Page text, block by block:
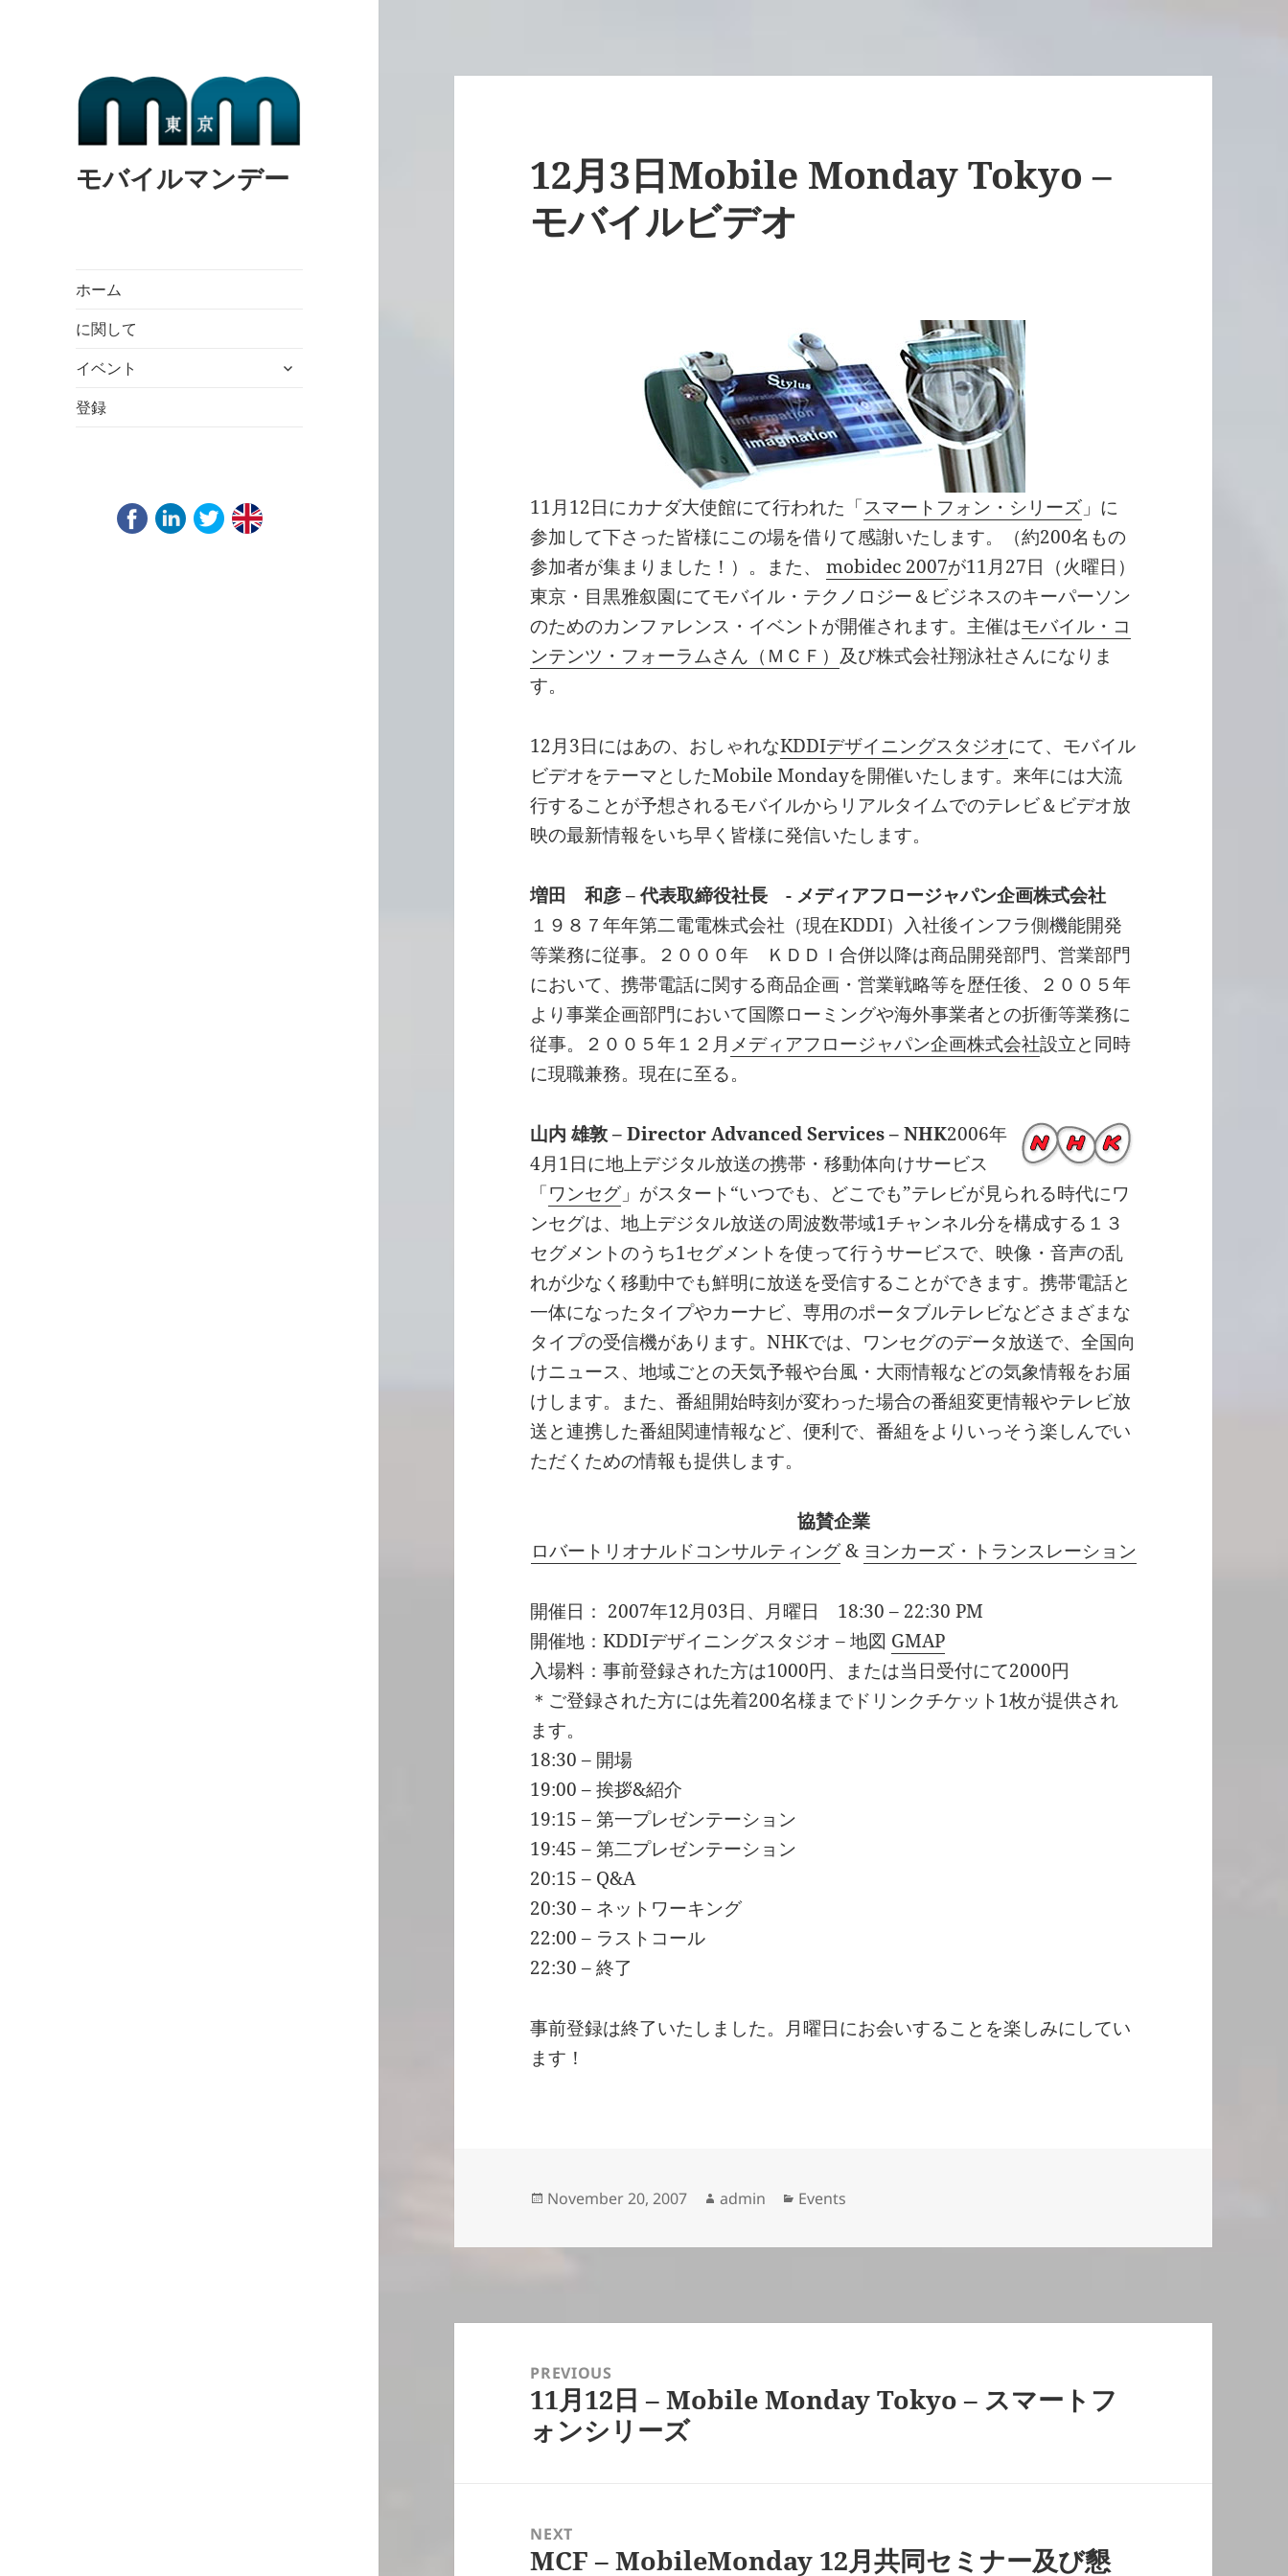
モバイルマンデー
ホーム
に関して
イベント
expand
登録
12月3日Mobile Monday Tokyo –
モバイルビデオ
11月12日にカナダ大使館にて行われた「スマートフォン・シリーズ 」に
参加して下さった皆様にこの場を借りて感謝いたします。（約200名もの
参加者が集まりました！）。また、mobidec 2007が11月27日（火曜日）
東京・目黒雅叙園にてモバイル・テクノロジー＆ビジネスのキーパーソン
のためのカンファレンス・イベントが開催されます。主催はモバイル・コ
ンテンツ・フォーラムさん（ＭＣＦ） 及び株式会社翔泳社さんになりま
す。
12月3日にはあの、おしゃれなKDDIデザイニングスタジオにて、モバイル
ビデオをテーマとしたMobile Mondayを開催いたします。来年には大流
行することが予想されるモバイルからリアルタイムでのテレビ＆ビデオ放
映の最新情報をいち早く皆様に発信いたします。
増田 和彦 – 代表取締役社長 - メディアフロージャパン企画株式会社
１９８７年年第二電電株式会社（現在KDDI）入社後インフラ側機能開発
等業務に従事。２０００年 ＫＤＤＩ合併以降は商品開発部門、営業部門
において、携帯電話に関する商品企画・営業戦略等を歴任後、２００５年
より事業企画部門において国際ローミングや海外事業者との折衝等業務に
従事。２００５年１２月 メディアフロージャパン企画株式会社設立と同時
に現職兼務。現在に至る。
山内 雄敦 – Director Advanced Services – NHK2006年
4月1日に地上デジタル放送の携帯・移動体向けサービス
「ワンセグ 」がスタート“いつでも、どこでも”テレビが見られる時代にワ
ンセグは、地上デジタル放送の周波数帯域1チャンネル分を構成する１３
セグメントのうち1セグメントを使って行うサービスで、映像・音声の乱
れが少なく移動中でも鮮明に放送を受信することができます。携帯電話と
一体になったタイプやカーナビ、専用のポータブルテレビなどさまざまな
タイプの受信機があります。NHKでは、ワンセグのデータ放送で、全国向
けニュース、地域ごとの天気予報や台風・大雨情報などの気象情報をお届
けします。また、番組開始時刻が変わった場合の番組変更情報やテレビ放
送と連携した番組関連情報など、便利で、番組をよりいっそう楽しんでい
ただくための情報も提供します。
協賛企業
ロバートリオナルドコンサルティング& ヨンカーズ・トランスレーション
開催日： 2007年12月03日、月曜日 18:30 – 22:30 PM
開催地：KDDIデザイニングスタジオ – 地図 GMAP
入場料：事前登録された方は1000円、または当日受付にて2000円
＊ご登録された方には先着200名様までドリンクチケット1枚が提供され
ます。
18:30 – 開場
19:00 – 挨拶&紹介
19:15 – 第一プレゼンテーション
19:45 – 第二プレゼンテーション
20:15 – Q&A
20:30 – ネットワーキング
22:00 – ラストコール
22:30 – 終了
事前登録は終了いたしました。月曜日にお会いすることを楽しみにしてい
ます！
Posted
November 20, 2007 Author
admin Categories
Events
navigationPREVIOUS
Previous
post:
11月12日 – Mobile Monday Tokyo – スマートフ
ォンシリーズ
NEXT
Next
MCF – MobileMonday 12月共同セミナー及び懇